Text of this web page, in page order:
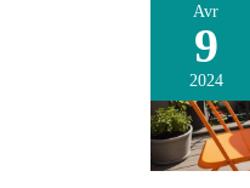
Avr
9
2024